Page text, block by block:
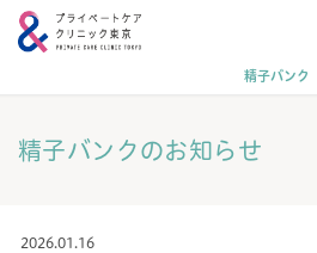
精子バンク
精子バンクのお知らせ
2026.01.16